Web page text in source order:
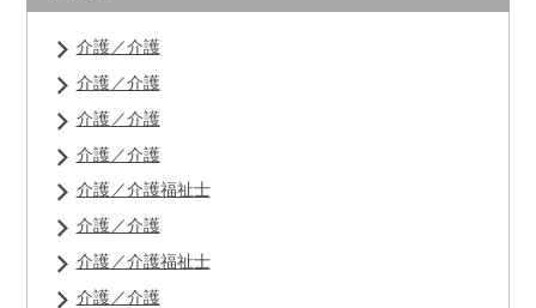
介護／介護
介護／介護
介護／介護
介護／介護
介護／介護福祉士
介護／介護
介護／介護福祉士
介護／介護